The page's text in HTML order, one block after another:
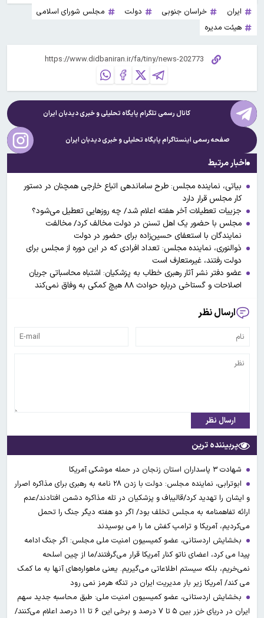
ایران خراسان جنوبی دولت
مجلس شورای اسلامی
هیئت مدیره
کانال رسمی تلگرام پایگاه تحلیلی و خبریدیدبان ایران
صفحه رسمی اینستاگرام پایگاه تحلیلی و خبریدیدبان ایران
اخبار مرتبط
بیاتی، نماینده مجلس: طرح ساماندهی اتباع خارجی همچنان در دستور
کار مجلس قرار دارد
جزییات تعطیلات آخر هفته اعلام شد/ چه روزهایی تعطیل می‌شود؟
مجلس با حضور یک اهل تسنن در دولت مخالف کرد/ مخالفت
نمایندگان با استعفای حسین‌زاده برای حضور در دولت
ذوالنوری، نماینده مجلس: تعداد افرادی که در این دوره از مجلس برای
دولت رفتند، غیرمتعارف است
عضو دفتر نشر آثار رهبری خطاب به پزشکیان: اشتباه محاسباتی جریان
اصلاحات و گستاخی درباره حوادث ۸۸ هیچ کمکی به وفاق نمی‌کند
ارسال نظر
ارسال نظر
پربیننده ترین
شهادت ۳ ‌پاسداران استان زنجان در حمله موشکی آمریکا
ابوترابی، نماینده مجلس: دولت با زدن ۲۸ نامه به رهبری برای مذاکره اصرار
و ایشان را تهدید کرد/قالیباف و پزشکیان در تله مذاکره دشمن افتادند/عدم
ارائه تفاهمنامه به مجلس تخلف بود/ اگر دو هفته دیگر جنگ را تحمل
می‌کردیم، آمریکا و ترامپ کفش ما را می بوسیدند
بخشایش اردستانی، عضو کمیسیون امنیت ملی مجلس: اگر جنگ ادامه
پیدا می کرد، اعضای ناتو کنار آمریکا قرار می‌گرفتند/ما از چین اسلحه
نمی‌خریم، بلکه سیستم اطلاعاتی می‌گیریم. یعنی ماهواره‌های آنها به ما کمک
می کند/ آمریکا زیر بار مدیریت ایران در تنگه هرمز نمی رود
بخشایش اردستانی، عضو کمیسیون امنیت ملی: طبق محاسبه جدید سهم
ایران در دریای خزر بین ۵ تا ۷ درصد و برخی این ۶ تا ۱۱ درصد اعلام می‌کنند/